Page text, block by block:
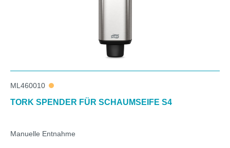
ML460010
TORK SPENDER FÜR SCHAUMSEIFE S4
Manuelle Entnahme